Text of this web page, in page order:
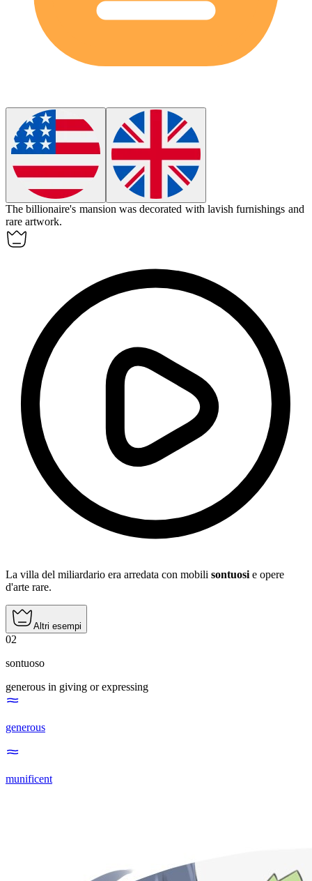
The billionaire's mansion was decorated with lavish furnishings and
rare artwork.
La villa del miliardario era arredata con mobili sontuosi e opere
d'arte rare.
Altri esempi
02
sontuoso
generous in giving or expressing
generous
munificent